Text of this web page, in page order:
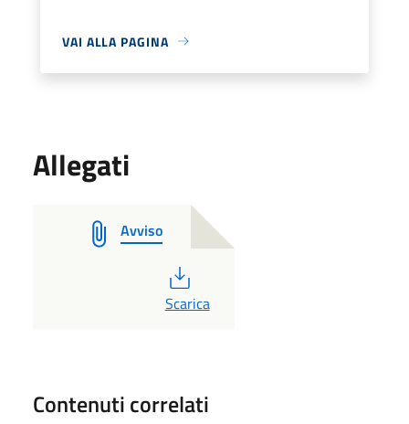
VAI ALLA PAGINA
Allegati
Avviso
PDF
Scarica
Contenuti correlati